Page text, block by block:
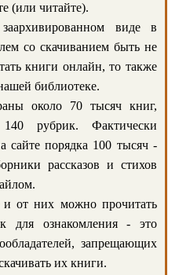
(или читайте).
виде в
со скачиванием быть не
книги онлайн, то также
библиотеке.
около 70 тысяч книг,
рубрик. Фактически
сайте порядка 100 тысяч -
рассказов и стихов
от них можно прочитать
для ознакомления - это
запрещающих
их книги.